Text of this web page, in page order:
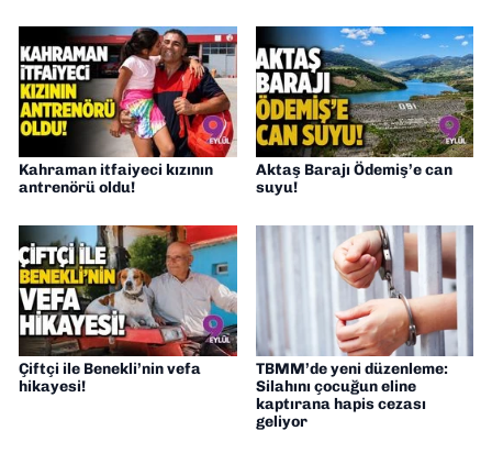
Kahraman itfaiyeci kızının
antrenörü oldu!
Aktaş Barajı Ödemiş’e can
suyu!
Çiftçi ile Benekli’nin vefa
hikayesi!
TBMM’de yeni düzenleme:
Silahını çocuğun eline
kaptırana hapis cezası
geliyor